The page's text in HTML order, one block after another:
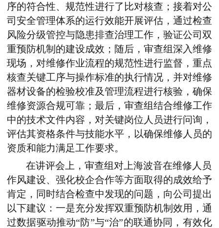
序的符合性、规范性进行了比对核查；接着对公
司安全管理体系的运行效能开展评估，通过检查
风险分级管控与隐患排查治理工作，验证公司双
重预防机制的建设成效；随后，审查组深入维修
现场，对维修作业流程的规范性进行监督，重点
核查关键工序与操作标准的执行情况，并对维修
器材设备的检验校准及管理流程进行核验，确保
维修资源合规可靠 ；最后，审查组结合维修工作
中的技术文件内容，对关键岗位人员进行问询，
评估其资格条件与技能水平，以确保维修人员的
资质和能力满足工作要求。
在讲评会上，审查组对上海波音在维修人员
作风建设、强化校企合作等方面取得的成效给予
肯定，同时结合检查中发现的问题，向公司提出
以下建议： 一是充分发挥双重预防机制效用，通
过数据驱动推动“防”与“治”的联通协同，有效化